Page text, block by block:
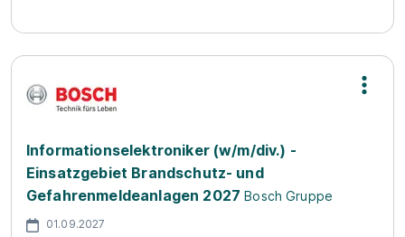
Informationselektroniker (w/m/div.) -
Einsatzgebiet Brandschutz- und
Gefahrenmeldeanlagen 2027 Bosch Gruppe
01.09.2027